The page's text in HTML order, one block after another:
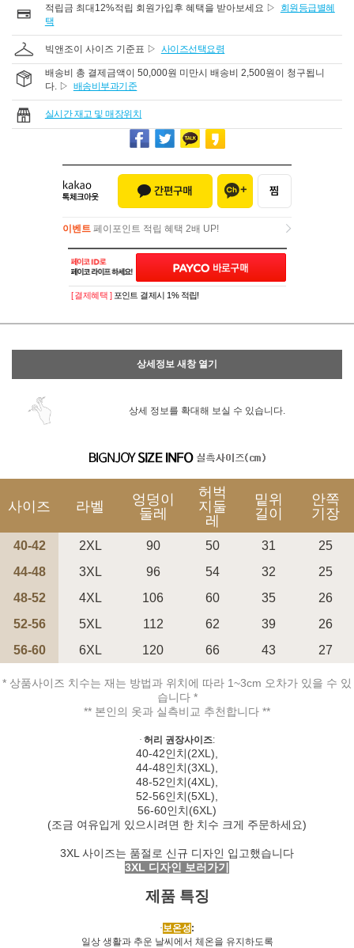
적립금 최대12%적립 회원가입후 혜택을 받아보세요 ▷
회원등급별혜
택
빅앤조이 사이즈 기준표 ▷ 사이즈선택요령
배송비 총 결제금액이 50,000원 미만시 배송비 2,500원이 청구됩니
다. ▷ 배송비부과기준
실시간 재고 및 매장위치
이벤트 페이포인트 적립 혜택 2배 UP!
이벤트페이포인트 적립 혜택 2배 UP!
페이코 ID로 페
PAYCO 바로구매
[ 결제혜택 ] 포인트 결제시 1% 적립!
상세정보 새창 열기
상세 정보를 확대해 보실 수 있습니다.
사이즈 라벨
엉덩이
둘레
허벅
지둘
레
밑위
길이
안쪽
기장
40-42 2XL 90 50 31
25
44-48
3XL 96 54 32
25
48-52
4XL 106 60 35
26
52-56
5XL 112 62 39
26
56-60
6XL 120 66 43 27
* 상품사이즈 치수는 재는 방법과 위치에 따라 1~3cm 오차가 있을 수 있
습니다 *
** 본인의 옷과 실측비교 추천합니다 **
· 허리 권장사이즈:
40-42인치(2XL),
44-48인치(3XL),
48-52인치(4XL),
52-56인치(5XL),
56-60인치(6XL)
(조금 여유입게 있으시려면 한 치수 크게 주문하세요)
3XL 사이즈는 품절로 신규 디자인 입고했습니다
3XL 디자인 보러가기
제품 특징
· 보온성:
일상 생활과 추운 날씨에서 체온을 유지하도록